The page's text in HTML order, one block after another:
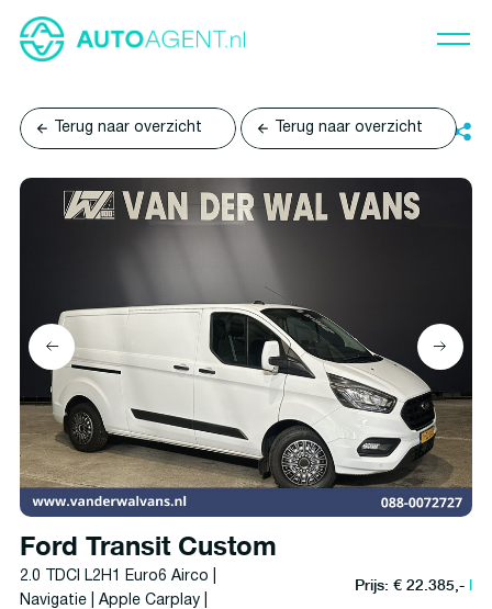
Terug naar overzicht Terug naar overzicht
Ford Transit Custom
2.0 TDCI L2H1 Euro6 Airco |
Navigatie | Apple Carplay |
Prijs: € 22.385,-l